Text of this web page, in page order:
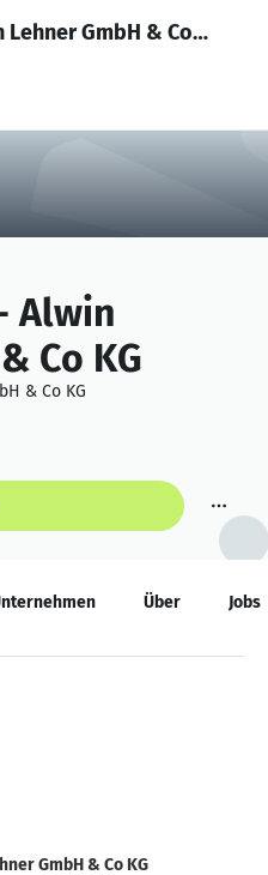
Anmelden
Job posten
ALPLA Werke - Alwin Lehner GmbH & Co KG
Alwin
Co KG
& Co KG
Über Jobs
GmbH & Co KG